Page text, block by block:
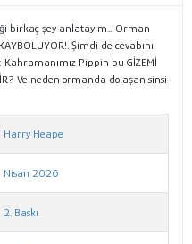
birkaç şey anlatayım… Orman
Şimdi de cevabını
Pippin bu GİZEMİ
Ve neden ormanda dolaşan sinsi
Harry Heape
Nisan 2026
2. Baskı